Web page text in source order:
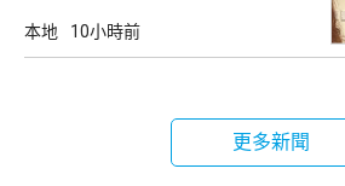
本地 10小時前
更多新聞